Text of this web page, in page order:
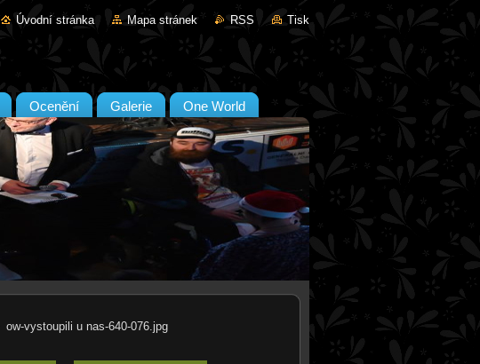
Úvodní stránka Mapa stránek RSS Tisk
Ocenění Galerie One World
ow-vystoupili u nas-640-076.jpg